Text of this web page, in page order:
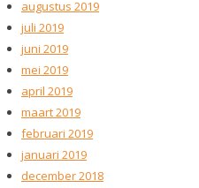
augustus 2019
juli 2019
juni 2019
mei 2019
april 2019
maart 2019
februari 2019
januari 2019
december 2018